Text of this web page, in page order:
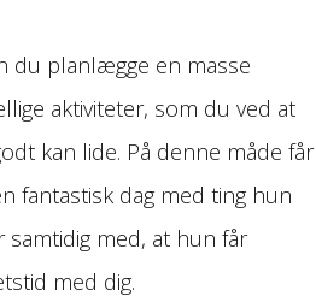
du planlægge en masse
aktiviteter, som du ved at
kan lide. På denne måde får
fantastisk dag med ting hun
samtidig med, at hun får
med dig.